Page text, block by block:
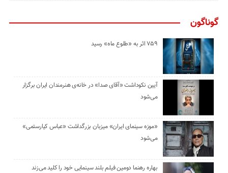
گوناگون
۷۵۹ اثر به «طلوع ماه» رسید
آیین نکوداشت «آقای صدا» در خانه‌ی هنرمندان ایران برگزار
می‌شود
«موزه سینمای ایران» میزبان بزرگداشت «عباس کیارستمی»
می‌شود
بهاره رهنما دومین فیلم بلند سینمایی خود را کلید می‌زند